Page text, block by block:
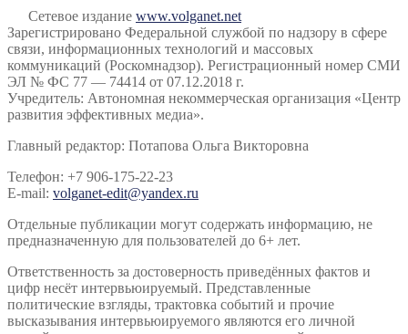
Сетевое издание www.volganet.net
Зарегистрировано Федеральной службой по надзору в сфере
связи, информационных технологий и массовых
коммуникаций (Роскомнадзор). Регистрационный номер СМИ
ЭЛ № ФС 77 — 74414 от 07.12.2018 г.
Учредитель: Автономная некоммерческая организация «Центр
развития эффективных медиа».
Главный редактор: Потапова Ольга Викторовна
Телефон: +7 906-175-22-23
E-mail: volganet-edit@yandex.ru
Отдельные публикации могут содержать информацию, не
предназначенную для пользователей до 6+ лет.
Ответственность за достоверность приведённых фактов и
цифр несёт интервьюируемый. Представленные
политические взгляды, трактовка событий и прочие
высказывания интервьюируемого являются его личной